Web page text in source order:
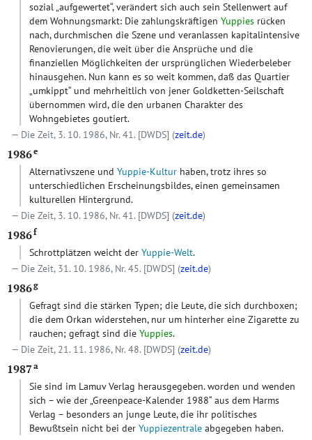
sozial „aufgewertet“, verändert sich auch sein Stellenwert auf
dem Wohnungsmarkt: Die zahlungskräftigen Yuppies rücken
nach, durchmischen die Szene und veranlassen kapitalintensive
Renovierungen, die weit über die Ansprüche und die
finanziellen Möglichkeiten der ursprünglichen Wiederbeleber
hinausgehen. Nun kann es so weit kommen, daß das Quartier
„umkippt“ und mehrheitlich von jener Goldketten-Seilschaft
übernommen wird, die den urbanen Charakter des
Wohngebietes goutiert.
Die Zeit, 3. 10. 1986, Nr. 41. [DWDS] (zeit.de)
1986e
Alternativszene und Yuppie-Kultur haben, trotz ihres so
unterschiedlichen Erscheinungsbildes, einen gemeinsamen
kulturellen Hintergrund.
Die Zeit, 3. 10. 1986, Nr. 41. [DWDS] (zeit.de)
1986f
Schrottplätzen weicht der Yuppie-Welt.
Die Zeit, 31. 10. 1986, Nr. 45. [DWDS] (zeit.de)
1986g
Gefragt sind die stärken Typen; die Leute, die sich durchboxen;
die dem Orkan widerstehen, nur um hinterher eine Zigarette zu
rauchen; gefragt sind die Yuppies.
Die Zeit, 21. 11. 1986, Nr. 48. [DWDS] (zeit.de)
1987a
Sie sind im Lamuv Verlag herausgegeben. worden und wenden
sich – wie der „Greenpeace-Kalender 1988“ aus dem Harms
Verlag – besonders an junge Leute, die ihr politisches
Bewußtsein nicht bei der Yuppiezentrale abgegeben haben.